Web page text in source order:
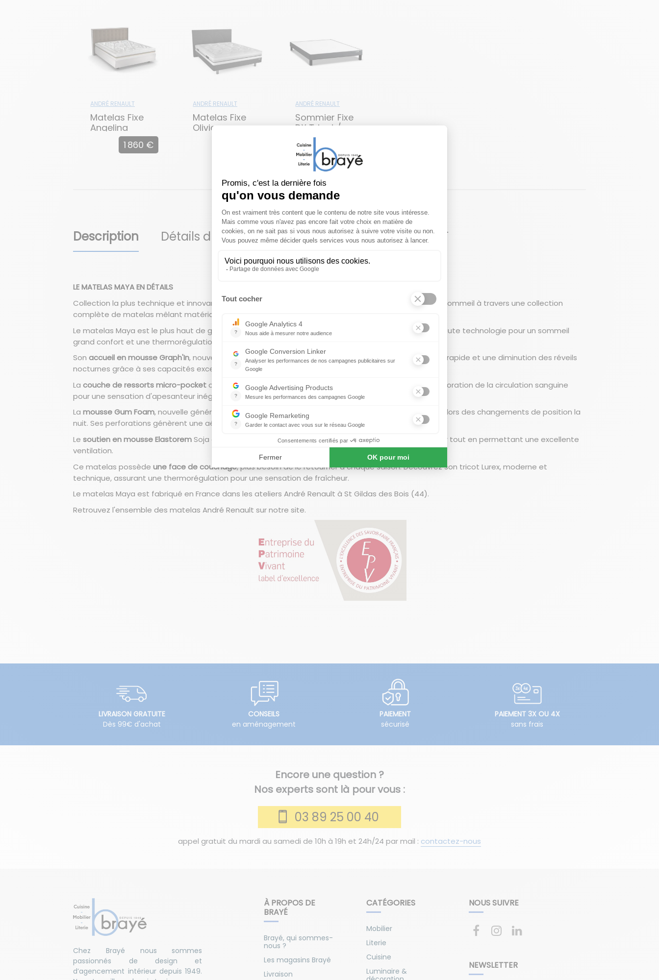
ANDRÉ RENAULT
Matelas Fixe
Angelina
1 860 €
ANDRÉ RENAULT
Matelas Fixe
Olivia
ANDRÉ RENAULT
Sommier Fixe
DX Tricot /
Tissu Déco
Matelas Fixe Maya
Description Détails du produit À propos de ANDRÉ RENAULT
LE MATELAS MAYA EN DÉTAILS
Collection la plus technique et innovante d'André Renault, Club Line offre une nouvelle expérience du sommeil à travers une collection
complète de matelas mêlant matériaux d'excellence et matières innovantes respirantes.
Le matelas Maya est le plus haut de gamme de la collection Club Line et combine des matières de haute technologie pour un sommeil
grand confort et une thermorégulation exceptionnelle.
Sonaccueil en mousse Graph'In, nouveau matériau thermorégulant, permet un endormissement plus rapide et une diminution des réveils
nocturnes grâce à ses capacités exceptionnelles de régulation de la chaleur.
Lacouche de ressorts micro-pocket offre un excellent maintien de la colonne vertébrale et une amélioration de la circulation sanguine
pour une sensation d'apesanteur inégalée.
Lamousse Gum Foam, nouvelle génération de mousse à mémoire de forme, facilite les mouvements lors des changements de position la
nuit. Ses perforations génèrent une aération continue.
Lesoutien en mousse ElastoremSoja équilibre l'ensemble et offre un maintien du corps en profondeur tout en permettant une excellente
ventilation.
Ce matelas possèdeune face de couchage, plus besoin de le retourner à chaque saison. Découvrez son tricot Lurex, moderne et
technique, assurant une thermorégulation pour une sensation de fraîcheur.
Le matelas Maya est fabriqué en France dans les ateliers André Renault à St Gildas des Bois (44).
Retrouvez l'ensemble desmatelas André Renault sur notre site.
Encore une question ?
Nos experts sont là pour vous :
03 89 25 00 40
appel gratuit du mardi au samedi de 10h à 19h et 24h/24 par mail : contactez-nous
LIVRAISON GRATUITE
Dès 99€ d'achat
CONSEILS
en aménagement
PAIEMENT
sécurisé
PAIEMENT 3X OU 4X
sans frais
À PROPOS DE
BRAYÉ
Brayé, qui sommes-
nous ?
Les magasins Brayé
Livraison
CATÉGORIES
Mobilier
Literie
Cuisine
Luminaire &
Chez Brayé nous sommes
passionnés de design et
d’agencement intérieur depuis 1949.
NOUS SUIVRE
NEWSLETTER